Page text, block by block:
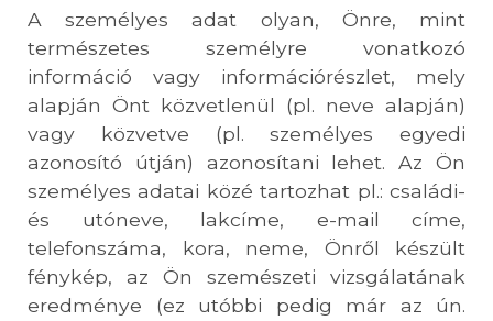
A személyes adat olyan, Önre, mint
természetes személyre vonatkozó
információ vagy információrészlet, mely
alapján Önt közvetlenül (pl. neve alapján)
vagy közvetve (pl. személyes egyedi
azonosító útján) azonosítani lehet. Az Ön
személyes adatai közé tartozhat pl.: családi-
és utóneve, lakcíme, e-mail címe,
telefonszáma, kora, neme, Önről készült
fénykép, az Ön szemészeti vizsgálatának
eredménye (ez utóbbi pedig már az ún.